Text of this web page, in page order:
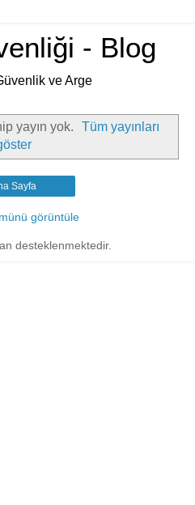
- Blog
ve Arge
yayın yok.
Tüm yayınları
Sayfa
görüntüle
desteklenmektedir.